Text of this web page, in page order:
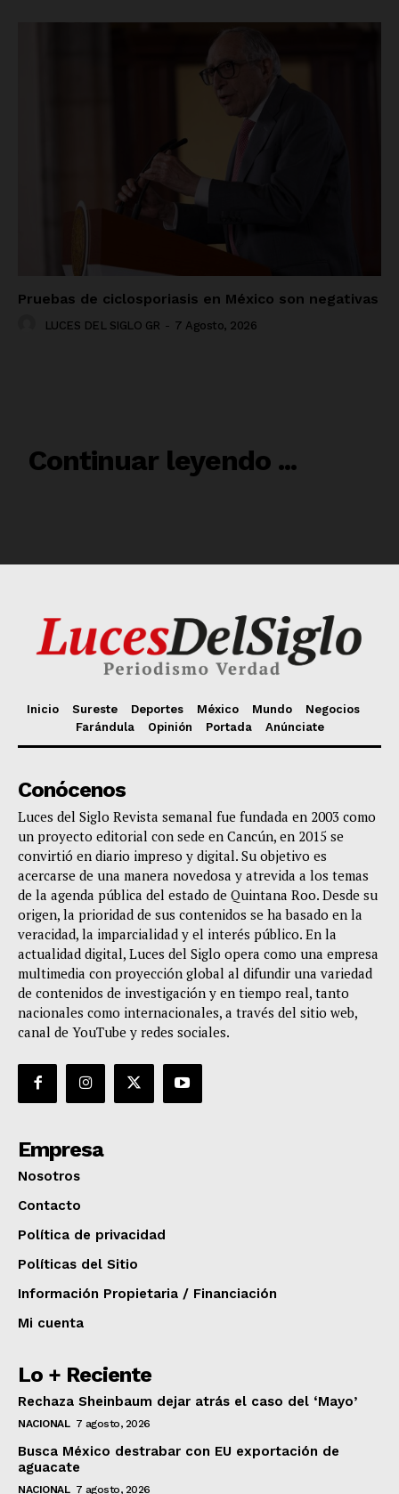
Inicio Sureste Deportes México Mundo
Negocios
Farándula
Opinión Portada Anúnciate
Conócenos
Luces del Siglo Revista semanal fue fundada en 2003 como
un proyecto editorial con sede en Cancún, en 2015 se
convirtió en diario impreso y digital. Su objetivo es
acercarse de una manera novedosa y atrevida a los temas
de la agenda pública del estado de Quintana Roo. Desde su
origen, la prioridad de sus contenidos se ha basado en la
veracidad, la imparcialidad y el interés público. En la
actualidad digital, Luces del Siglo opera como una empresa
multimedia con proyección global al difundir una variedad
de contenidos de investigación y en tiempo real, tanto
nacionales como internacionales, a través del sitio web,
canal de YouTube y redes sociales.
Empresa
Nosotros
Contacto
Política de privacidad
Políticas del Sitio
Información Propietaria / Financiación
Mi cuenta
Lo + Reciente
Rechaza Sheinbaum dejar atrás el caso del ‘Mayo’
NACIONAL 7 agosto, 2026
Busca México destrabar con EU exportación de
aguacate
NACIONAL 7 agosto, 2026